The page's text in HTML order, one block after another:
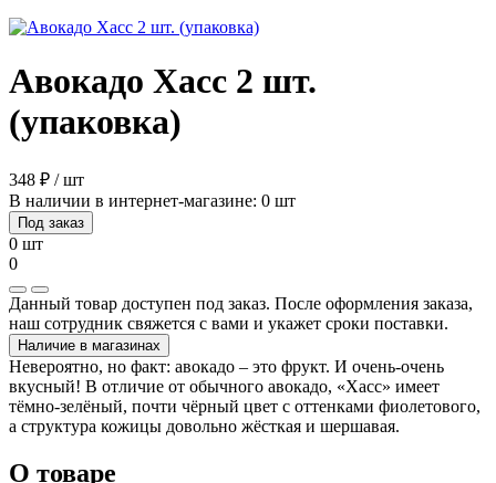
Авокадо Хасс 2 шт.
(упаковка)
348 ₽ / шт
В наличии в интернет-магазине: 0 шт
Под заказ
0 шт
0
Данный товар доступен под заказ. После оформления заказа,
наш сотрудник свяжется с вами и укажет сроки поставки.
Наличие в магазинах
Невероятно, но факт: авокадо – это фрукт. И очень-очень
вкусный! В отличие от обычного авокадо, «Хасс» имеет
тёмно-зелёный, почти чёрный цвет с оттенками фиолетового,
а структура кожицы довольно жёсткая и шершавая.
О товаре